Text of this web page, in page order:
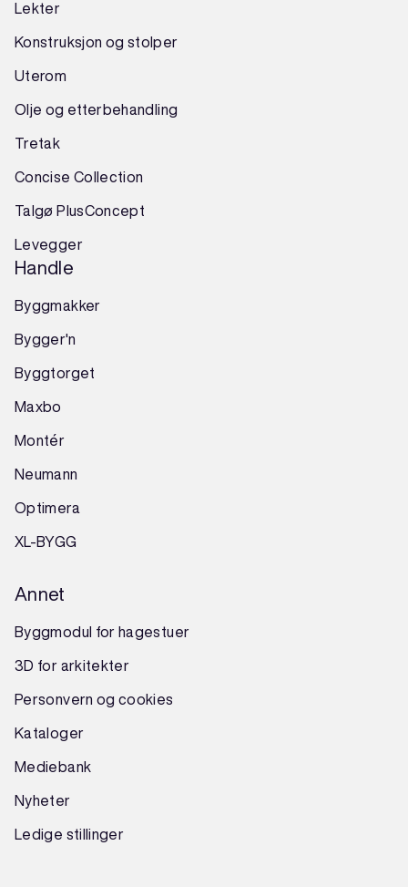
Lekter
Konstruksjon og stolper
Uterom
Olje og etterbehandling
Tretak
Concise Collection
Talgø PlusConcept
Levegger
Handle
Byggmakker
Bygger'n
Byggtorget
Maxbo
Montér
Neumann
Optimera
XL-BYGG
Annet
Byggmodul for hagestuer
3D for arkitekter
Personvern og cookies
Kataloger
Mediebank
Nyheter
Ledige stillinger